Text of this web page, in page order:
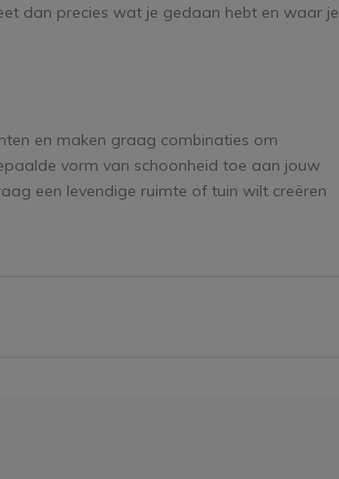
dan precies wat je gedaan hebt en waar je
en maken graag combinaties om
vorm van schoonheid toe aan jouw
een levendige ruimte of tuin wilt creëren